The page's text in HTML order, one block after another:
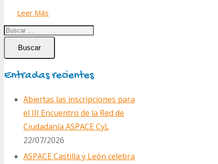
Leer Más
Buscar
Entradas recientes
Abiertas las inscripciones para
el III Encuentro de la Red de
Ciudadanía ASPACE CyL
22/07/2026
ASPACE Castilla y León celebra